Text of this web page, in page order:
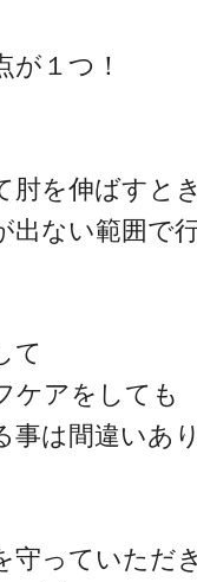
が１つ！
肘を伸ばすとき
出ない範囲で
て
ケアをしても
事は間違いあ
守っていただき